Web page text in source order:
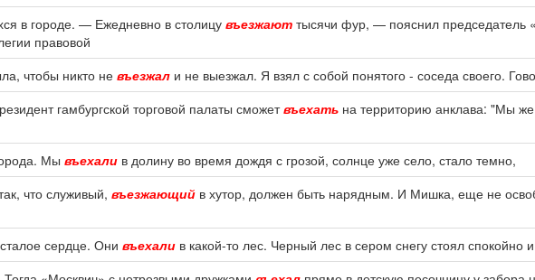
в городе. — Ежедневно в столицу въезжают тысячи фур, — пояснил председатель
правовой
чтобы никто не въезжал и не выезжал. Я взял с собой понятого - соседа своего.
гамбургской торговой палаты сможетвъехать на территорию анклава: "Мы
Мы въехали в долину во время дождя с грозой, солнце уже село, стало темно,
что служивый, въезжающий в хутор, должен быть нарядным. И Мишка, еще не
сердце. Они въехали в какой-то лес. Черный лес в сером снегу стоял спокойно